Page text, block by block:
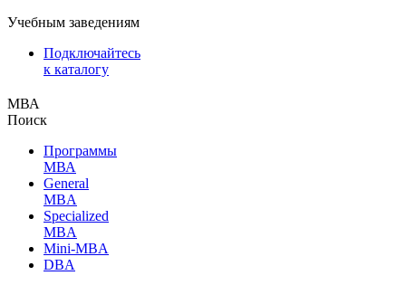
Учебным заведениям
Подключайтесь
к каталогу
МВА
Поиск
Программы
МВА
General
MBA
Specialized
MBA
Mini-MBA
DBA